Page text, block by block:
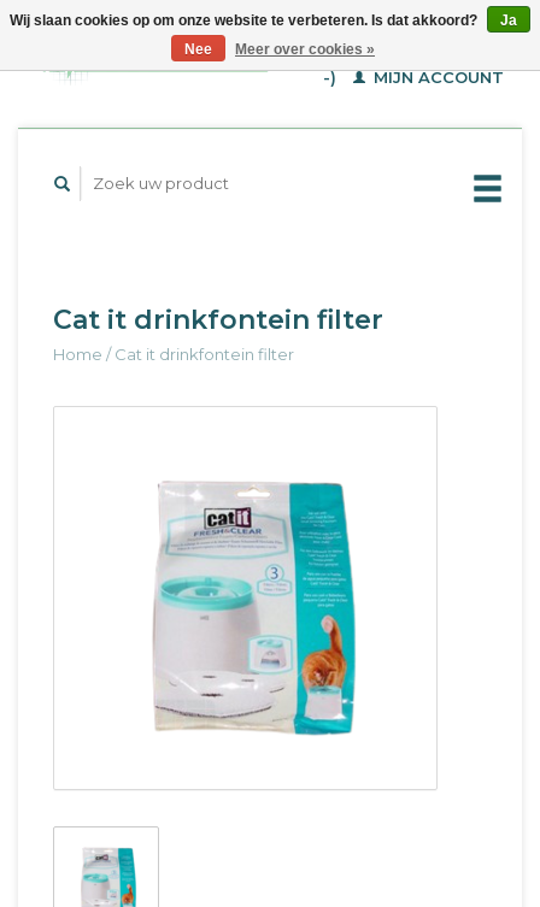
WINKELWAGEN (€--,-
-)
MIJN ACCOUNT
Cat it drinkfontein filter
Home /Cat it drinkfontein filter
Wij slaan cookies op om onze website te verbeteren. Is dat akkoord?
Ja
Nee
Meer over cookies »